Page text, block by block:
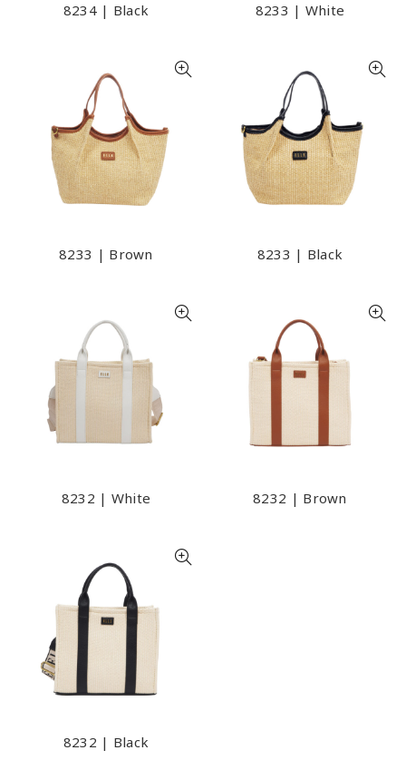
8234 | Black 8233 | White
8233 | Brown 8233 | Black
8232 | White 8232 | Brown
8232 | Black